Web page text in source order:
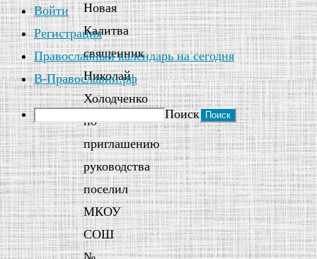
Новая
Калитва
священник
Николай
Холодченко
по
приглашению
руководства
поселил
МКОУ
СОШ
Войти
Регистрация
Православный календарь на сегодня
В-Православии.рф
Поиск